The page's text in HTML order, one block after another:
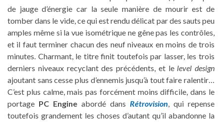
de jauge d’énergie car la seule manière de mourir est de
tomber dans le vide, ce qui est rendu délicat par des sauts peu
amples même si la vue isométrique ne gêne pas les contrôles,
et il faut terminer chacun des neuf niveaux en moins de trois
minutes. Charmant, le titre finit toutefois par lasser, les trois
derniers niveaux recyclant des précédents, et le level design
ajoutant sans cesse plus d’ennemis jusqu’à tout faire ralentir…
C’est plus calme, mais pas forcément moins difficile, dans le
portage PC Engine abordé dans Rétrovision, qui repense
toutefois grandement les choses d’autant qu’il abandonne la